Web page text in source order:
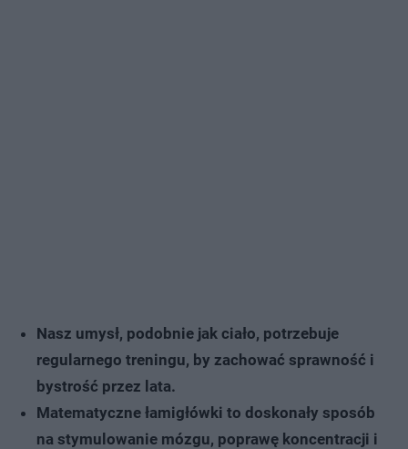
Nasz umysł, podobnie jak ciało, potrzebuje
regularnego treningu, by zachować sprawność i
bystrość przez lata.
Matematyczne łamigłówki to doskonały sposób
na stymulowanie mózgu, poprawę koncentracji i